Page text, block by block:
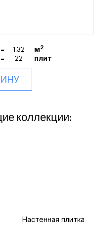
= м2
= плит
коллекции:
Настенная плитка